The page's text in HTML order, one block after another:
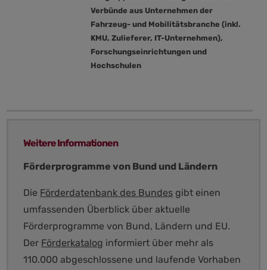
Verbünde aus Unternehmen der
Fahrzeug- und Mobilitätsbranche (inkl.
KMU, Zulieferer, IT-Unternehmen),
Forschungseinrichtungen und
Hochschulen
Weitere Informationen
Förderprogramme von Bund und Ländern
Die Förderdatenbank des Bundes gibt einen
umfassenden Überblick über aktuelle
Förderprogramme von Bund, Ländern und EU.
Der Förderkatalog informiert über mehr als
110.000 abgeschlossene und laufende Vorhaben